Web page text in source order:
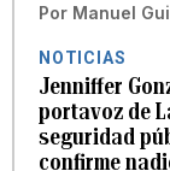
Por Manuel
NOTICIAS
Jenniffer
portavoz de
seguridad
confirme